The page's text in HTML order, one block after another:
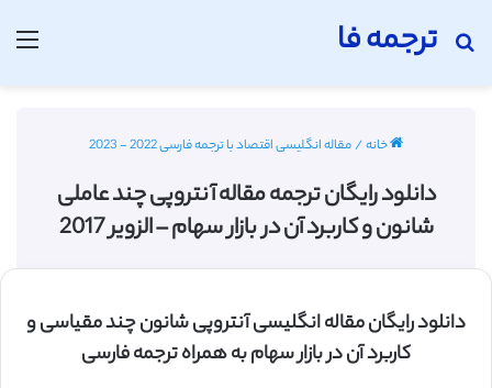
ترجمه فا
جستجو برای
خانه/مقاله انگلیسی اقتصاد با ترجمه فارسی 2022 - 2023
دانلود رایگان ترجمه مقاله آنتروپی چند عاملی
شانون و کاربرد آن در بازار سهام – الزویر 2017
دانلود رایگان مقاله انگلیسی آنتروپی شانون چند مقیاسی و
کاربرد آن در بازار سهام به همراه ترجمه فارسی